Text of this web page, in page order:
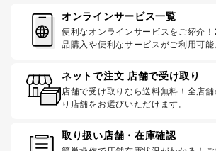
オンラインサービス一覧
便利なオンラインサービスをご紹介
品購入や便利なサービスがご利用可能
ネットで注文 店舗で受け取り
店舗で受け取りなら送料無料！全店
り店舗をお選びいただけます。
取り扱い店舗・在庫確認